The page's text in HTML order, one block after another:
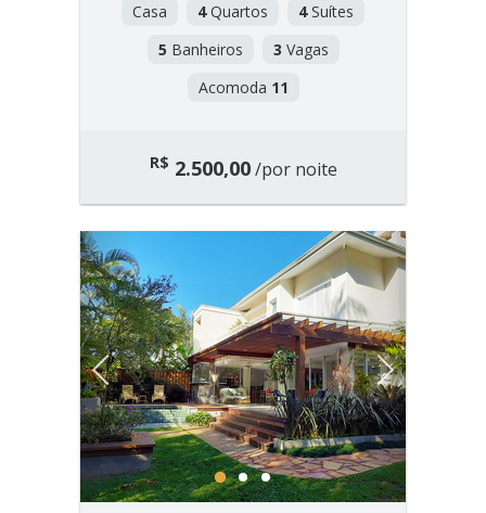
Casa 4Quartos 4Suítes
5 Banheiros 3 Vagas
Acomoda 11
R$ 2.500,00/por noite
Previous Next
1 2 3